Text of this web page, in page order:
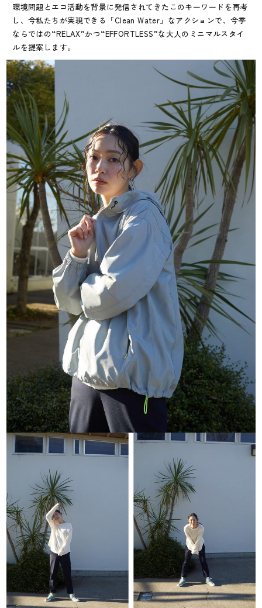
環境問題とエコ活動を背景に発信されてきたこのキーワードを再考
し、今私たちが実現できる「Clean Water」なアクションで、今季
ならではの“RELAX”かつ“EFFORTLESS”な大人のミニマルスタイ
ルを提案します。